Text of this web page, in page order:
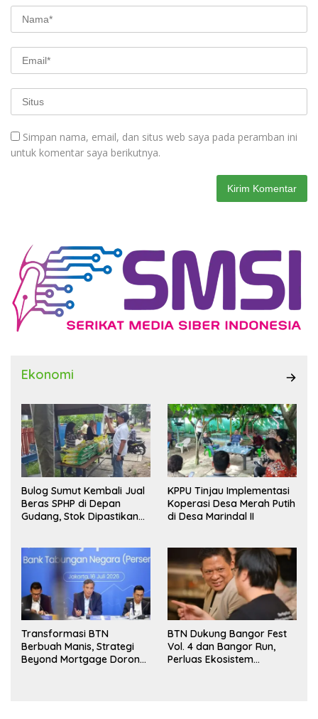
Simpan nama, email, dan situs web saya pada peramban ini
untuk komentar saya berikutnya.
Ekonomi
Bulog Sumut Kembali Jual
Beras SPHP di Depan
Gudang, Stok Dipastikan
KPPU Tinjau Implementasi
Koperasi Desa Merah Putih
di Desa Marindal II
Transformasi BTN
Berbuah Manis, Strategi
Beyond Mortgage Dorong
BTN Dukung Bangor Fest
Vol. 4 dan Bangor Run,
Perluas Ekosistem